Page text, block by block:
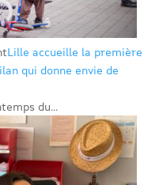
Lille accueille la première
qui donne envie de
du...